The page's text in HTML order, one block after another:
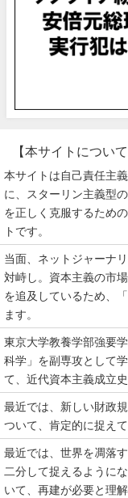
【本サイトについて
本サイトは自己責任主
に、スターリン主義型
を正しく克服するため
トです。
当面、ネットジャーナ
対峙し。資本主義の市
を追及しているため、
ます。
東京大学教養学部強要
科学」を副専攻として
て、近代資本主義成立
最近では、新しい財政
ついて、肯定的に捉えて
最近では、世界を凋落
二分して捉えるように
いて、再建が必要と理解